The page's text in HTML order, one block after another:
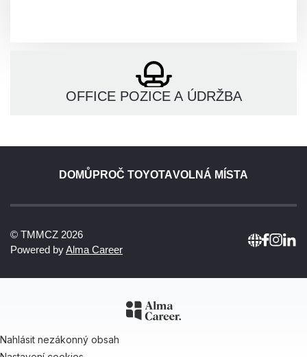
OFFICE POZICE A ÚDRŽBA
DOMŮ PROČ TOYOTAVOLNÁ MÍSTA
© TMMCZ 2026
Powered byAlma Career
Nahlásit nezákonný obsah